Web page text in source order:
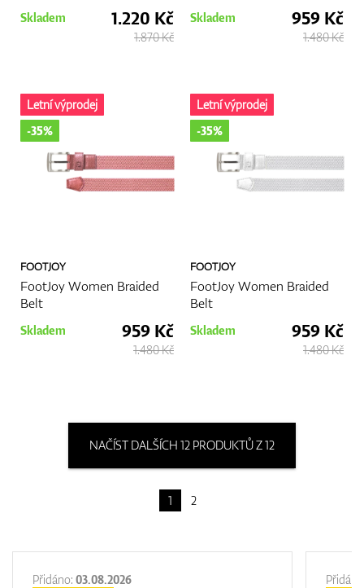
Skladem 1.220 Kč
1.870 Kč
Skladem 959 Kč
1.480 Kč
FOOTJOY
FootJoy Women Braided
Belt
Letní výprodej
-35%
Skladem 959 Kč
1.480 Kč
FOOTJOY
FootJoy Women Braided
Belt
Letní výprodej
-35%
Skladem 959 Kč
1.480 Kč
NAČÍST DALŠÍCH 12 PRODUKTŮ Z 12
1 2
Přidáno: 03.08.2026